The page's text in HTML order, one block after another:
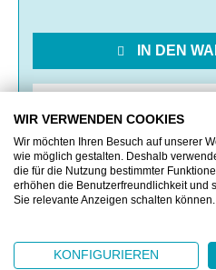
IN DEN
MUSTERANFRAGE
WIR VERWENDEN COOKIES
Wir möchten Ihren Besuch auf unserer
wie möglich gestalten. Deshalb
die für die Nutzung bestimmter
erhöhen die Benutzerfreundlichkeit und
Sie relevante Anzeigen schalten können.
KONFIGURIEREN